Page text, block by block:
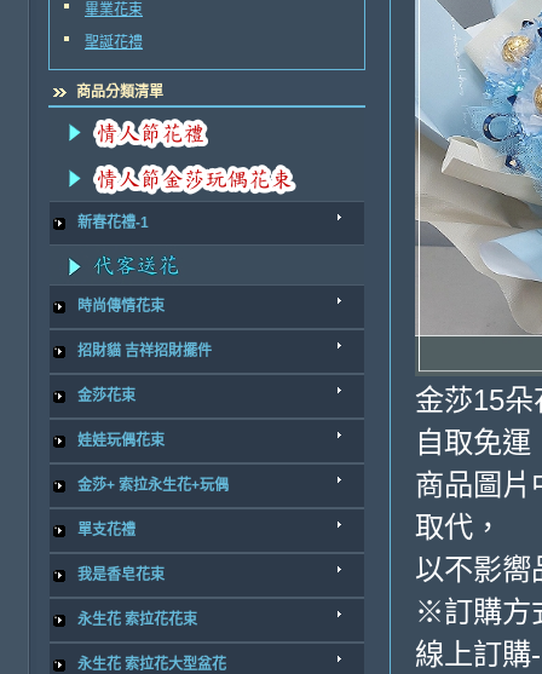
畢業花束
聖誕花禮
商品分類清單
新春花禮-1
時尚傳情花束
招財貓 吉祥招財擺件
金莎花束
娃娃玩偶花束
金莎+ 索拉永生花+玩偶
單支花禮
我是香皂花束
永生花 索拉花花束
永生花 索拉花大型盆花
金莎15朵
自取免運
商品圖片
取代，
以不影嚮
※訂購方
線上訂購